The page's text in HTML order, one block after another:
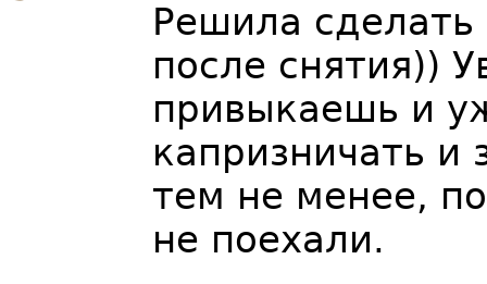
Решила
после снятия))
привыкаешь и
капризничать и
тем не менее,
не поехали.